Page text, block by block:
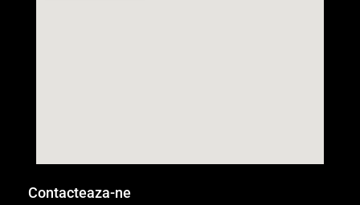
Contacteaza-ne